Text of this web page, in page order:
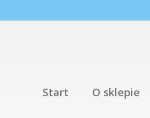
Start O sklepie